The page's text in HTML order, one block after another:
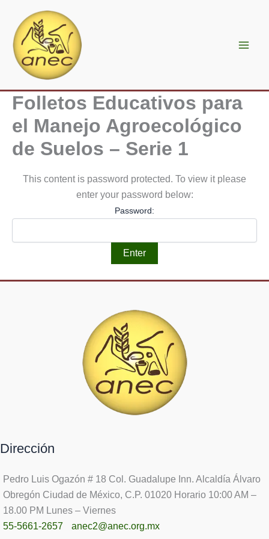
contenido
Folletos Educativos para
el Manejo Agroecológico
de Suelos – Serie 1
This content is password protected. To view it please
enter your password below:
Password:
Dirección
Pedro Luis Ogazón # 18 Col. Guadalupe Inn. Alcaldía Álvaro
Obregón Ciudad de México, C.P. 01020 Horario 10:00 AM –
18.00 PM Lunes – Viernes
55-5661-2657
anec2@anec.org.mx